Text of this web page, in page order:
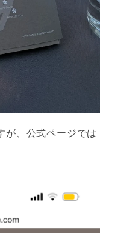
が、公式ページでは